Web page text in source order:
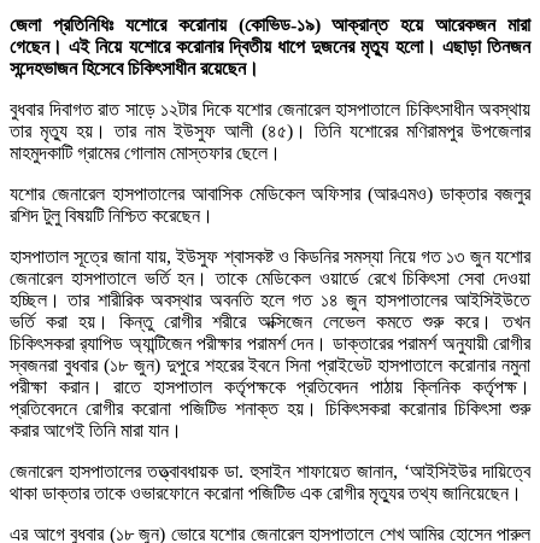
জেলা প্রতিনিধিঃ যশোরে করোনায় (কোভিড-১৯) আক্রান্ত হয়ে আরেকজন মারা
গেছেন। এই নিয়ে যশোরে করোনার দ্বিতীয় ধাপে দুজনের মৃত্যু হলো। এছাড়া তিনজন
সন্দেহভাজন হিসেবে চিকিৎসাধীন রয়েছেন।
বুধবার দিবাগত রাত সাড়ে ১২টার দিকে যশোর জেনারেল হাসপাতালে চিকিৎসাধীন অবস্থায়
তার মৃত্যু হয়। তার নাম ইউসুফ আলী (৪৫)। তিনি যশোরের মণিরামপুর উপজেলার
মাহমুদকাটি গ্রামের গোলাম মোস্তফার ছেলে।
যশোর জেনারেল হাসপাতালের আবাসিক মেডিকেল অফিসার (আরএমও) ডাক্তার বজলুর
রশিদ টুলু বিষয়টি নিশ্চিত করেছেন।
হাসপাতাল সূত্রে জানা যায়, ইউসুফ শ্বাসকষ্ট ও কিডনির সমস্যা নিয়ে গত ১৩ জুন যশোর
জেনারেল হাসপাতালে ভর্তি হন। তাকে মেডিকেল ওয়ার্ডে রেখে চিকিৎসা সেবা দেওয়া
হচ্ছিল। তার শারীরিক অবস্থার অবনতি হলে গত ১৪ জুন হাসপাতালের আইসিইউতে
ভর্তি করা হয়। কিন্তু রোগীর শরীরে অক্সিজেন লেভেল কমতে শুরু করে। তখন
চিকিৎসকরা র‌্যাপিড অ্যান্টিজেন পরীক্ষার পরামর্শ দেন। ডাক্তারের পরামর্শ অনুযায়ী রোগীর
স্বজনরা বুধবার (১৮ জুন) দুপুরে শহরের ইবনে সিনা প্রাইভেট হাসপাতালে করোনার নমুনা
পরীক্ষা করান। রাতে হাসপাতাল কর্তৃপক্ষকে প্রতিবেদন পাঠায় ক্লিনিক কর্তৃপক্ষ।
প্রতিবেদনে রোগীর করোনা পজিটিভ শনাক্ত হয়। চিকিৎসকরা করোনার চিকিৎসা শুরু
করার আগেই তিনি মারা যান।
জেনারেল হাসপাতালের তত্ত্বাবধায়ক ডা. হুসাইন শাফায়েত জানান, ‘আইসিইউর দায়িত্বে
থাকা ডাক্তার তাকে ওভারফোনে করোনা পজিটিভ এক রোগীর মৃত্যুর তথ্য জানিয়েছেন।
এর আগে বুধবার (১৮ জুন) ভোরে যশোর জেনারেল হাসপাতালে শেখ আমির হোসেন পারুল